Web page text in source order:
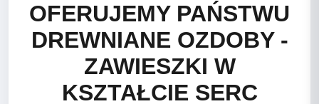
OFERUJEMY PAŃSTWU
DREWNIANE OZDOBY -
ZAWIESZKI W
KSZTAŁCIE SERC